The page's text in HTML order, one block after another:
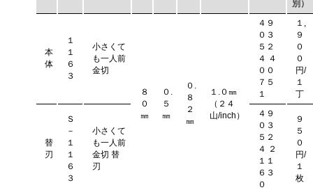
別）
本
体
１
１
６
３
小さくて
も一人前
金切
８
０
㎜
０.
５
㎜
０.
８
２
㎜
１.０㎜
（２４
山/inch）
４９
０３
５２
４ ４
００
７５
１
１,
９
０
０
円/
１
丁
替
刃
Ｓ
－
１
１
６
３
小さくて
も一人前
金切 替
刃
４９
０３
５２
４ ２
１１
６３
０
９
５
０
円/
１
枚